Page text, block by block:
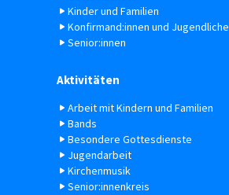
Kinder und Familien
Konfirmand:innen und Jugendliche
Senior:innen
Aktivitäten
Arbeit mit Kindern und Familien
Bands
Besondere Gottesdienste
Jugendarbeit
Kirchenmusik
Senior:innenkreis